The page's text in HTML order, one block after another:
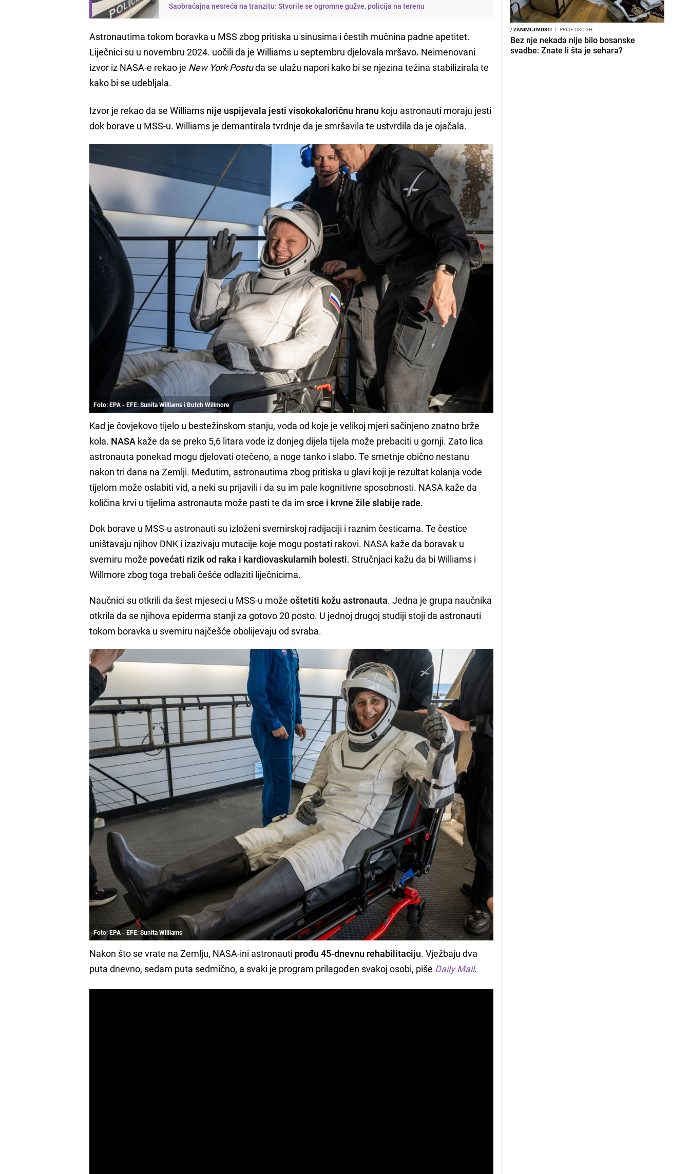
Saobraćajna nesreća na tranzitu: Stvorile se ogromne gužve, policija na terenu
Astronautima tokom boravka u MSS zbog pritiska u sinusima i čestih mučnina padne apetitet.
Liječnici su u novembru 2024. uočili da je Williams u septembru djelovala mršavo. Neimenovani
izvor iz NASA-e rekao je New York Postuda se ulažu napori kako bi se njezina težina stabilizirala te
kako bi se udebljala.
Izvor je rekao da se Williams nije uspijevala jesti visokokaloričnu hranu koju astronauti moraju jesti
dok borave u MSS-u. Williams je demantirala tvrdnje da je smršavila te ustvrdila da je ojačala.
Foto: EPA - EFE: Sunita Williams i Butch Willmore
Kad je čovjekovo tijelo u bestežinskom stanju, voda od koje je velikoj mjeri sačinjeno znatno brže
kola. NASA kaže da se preko 5,6 litara vode iz donjeg dijela tijela može prebaciti u gornji. Zato lica
astronauta ponekad mogu djelovati otečeno, a noge tanko i slabo. Te smetnje obično nestanu
nakon tri dana na Zemlji. Međutim, astronautima zbog pritiska u glavi koji je rezultat kolanja vode
tijelom može oslabiti vid, a neki su prijavili i da su im pale kognitivne sposobnosti. NASA kaže da
količina krvi u tijelima astronauta može pasti te da imsrce i krvne žile slabije rade.
Dok borave u MSS-u astronauti su izloženi svemirskoj radijaciji i raznim česticama. Te čestice
uništavaju njihov DNK i izazivaju mutacije koje mogu postati rakovi. NASA kaže da boravak u
svemiru može povećati rizik od raka i kardiovaskularnih bolesti. Stručnjaci kažu da bi Williams i
Willmore zbog toga trebali češće odlaziti liječnicima.
Naučnici su otkrili da šest mjeseci u MSS-u možeoštetiti kožu astronauta. Jedna je grupa naučnika
otkrila da se njihova epiderma stanji za gotovo 20 posto. U jednoj drugoj studiji stoji da astronauti
tokom boravka u svemiru najčešće obolijevaju od svraba.
Foto: EPA - EFE: Sunita Williams
Nakon što se vrate na Zemlju, NASA-ini astronauti prođu 45-dnevnu rehabilitaciju. Vježbaju dva
puta dnevno, sedam puta sedmično, a svaki je program prilagođen svakoj osobi, piše Daily Mail.
/ZANIMLJIVOSTI I PRIJE OKO 3H
Bez nje nekada nije bilo bosanske
svadbe: Znate li šta je sehara?